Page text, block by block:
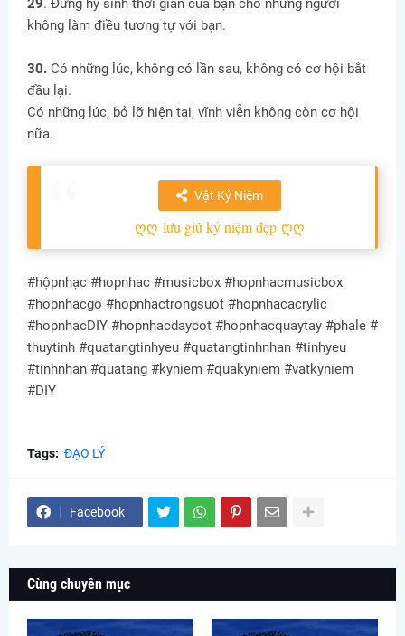
29. Đừng hy sinh thời gian của bạn cho những người
không làm điều tương tự với bạn.
30. Có những lúc, không có lần sau, không có cơ hội bắt
đầu lại.
Có những lúc, bỏ lỡ hiện tại, vĩnh viễn không còn cơ hội
nữa.
Vật Kỷ Niệm
ღღ lưu giữ kỷ niệm đẹp ღღ
#hộpnhạc #hopnhac #musicbox #hopnhacmusicbox
#hopnhacgo #hopnhactrongsuot #hopnhacacrylic
#hopnhacDIY #hopnhacdaycot #hopnhacquaytay #phale #
thuytinh #quatangtinhyeu #quatangtinhnhan #tinhyeu
#tinhnhan #quatang #kyniem #quakyniem #vatkyniem
#DIY
Tags: ĐẠO LÝ
Facebook
Cùng chuyên mục